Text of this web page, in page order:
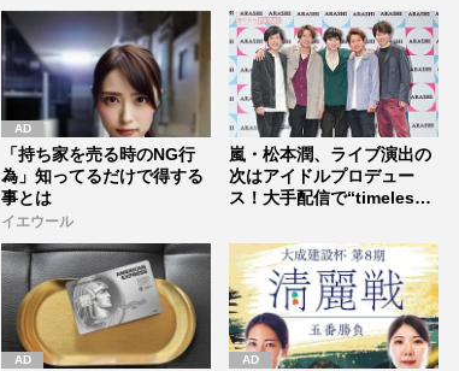
「持ち家を売る時のNG行
為」知ってるだけで得する
事とは
イエウール
嵐・松本潤、ライブ演出の
次はアイドルプロデュー
ス！大手配信で“timelesz